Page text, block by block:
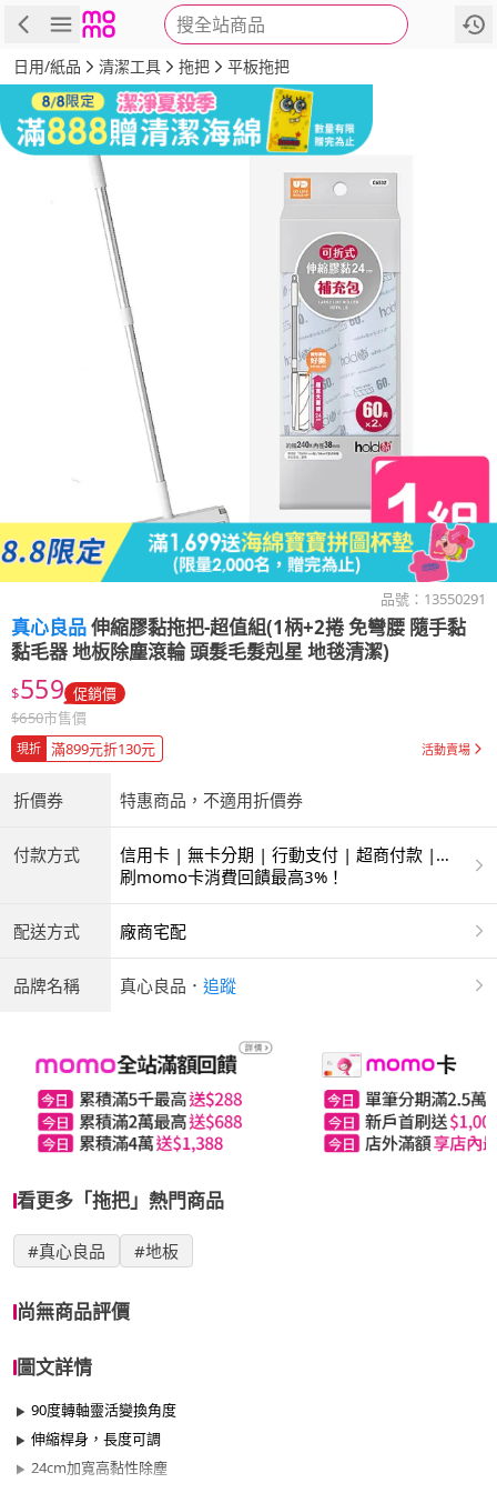
搜全站商品
商品 評價 詳情
日用/紙品 清潔工具 拖把 平板拖把
品號： 13550291
真心良品伸縮膠黏拖把-超值組(1柄+2捲 免彎腰 隨手黏
黏毛器 地板除塵滾輪 頭髮毛髮剋星 地毯清潔)
$559 促銷價
$650市售價
現折 滿899元折130元 活動賣場
折價券 特惠商品，不適用折價券
付款方式
信用卡 | 無卡分期 | 行動支付 | 超商付款 |
ATM | 銀聯卡
刷momo卡消費回饋最高3%！
配送方式 廠商宅配
品牌名稱 真心良品 ． 追蹤
看更多「拖把」熱門商品
#真心良品 #地板
尚無商品評價
圖文詳情
90度轉軸靈活變換角度
伸縮桿身，長度可調
24cm加寬高黏性除塵